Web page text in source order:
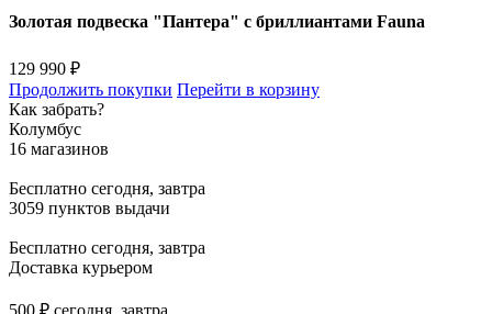
Золотая подвеска "Пантера" с бриллиантами Fauna
129 990 ₽
Продолжить покупки Перейти в корзину
Как забрать?
Колумбус
16 магазинов
Бесплатно сегодня, завтра
3059 пунктов выдачи
Бесплатно сегодня, завтра
Доставка курьером
500 ₽ сегодня, завтра